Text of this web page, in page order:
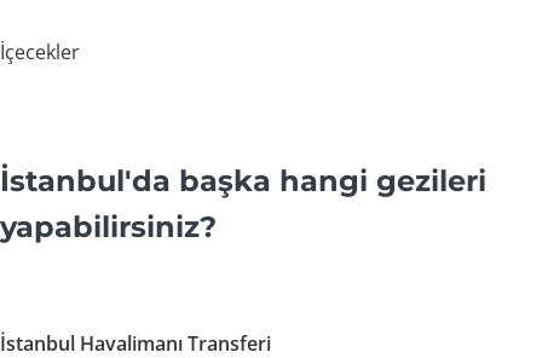
İçecekler
İstanbul'da başka hangi gezileri
yapabilirsiniz?
İstanbul Havalimanı Transferi